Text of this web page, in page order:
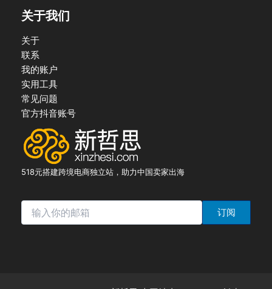
关于我们
关于
联系
我的账户
实用工具
常见问题
官方抖音账号
518元搭建跨境电商独立站，助力中国卖家出海
订阅